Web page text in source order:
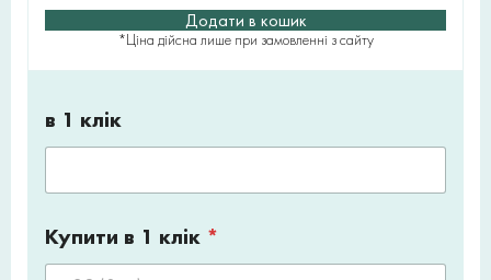
Додати в кошик
*Ціна дійсна лише при замовленні з сайту
в 1 клік
Купити в 1 клік *